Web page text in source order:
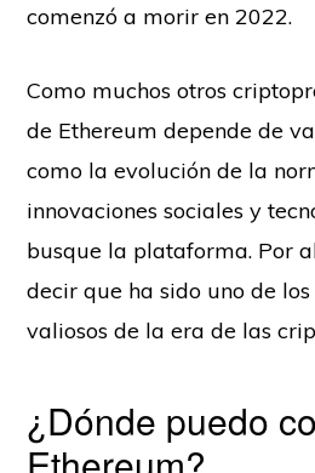
comenzó a morir en 2022.
Como muchos otros
de Ethereum depende de
como la evolución de la
innovaciones sociales y
busque la plataforma. Por
decir que ha sido uno de
valiosos de la era de las
¿Dónde puedo